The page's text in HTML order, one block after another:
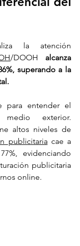
la atención
/DOOH alcanza
superando a la
para entender el
exterior.
altos niveles de
publicitaria cae a
evidenciando
publicitaria
online.